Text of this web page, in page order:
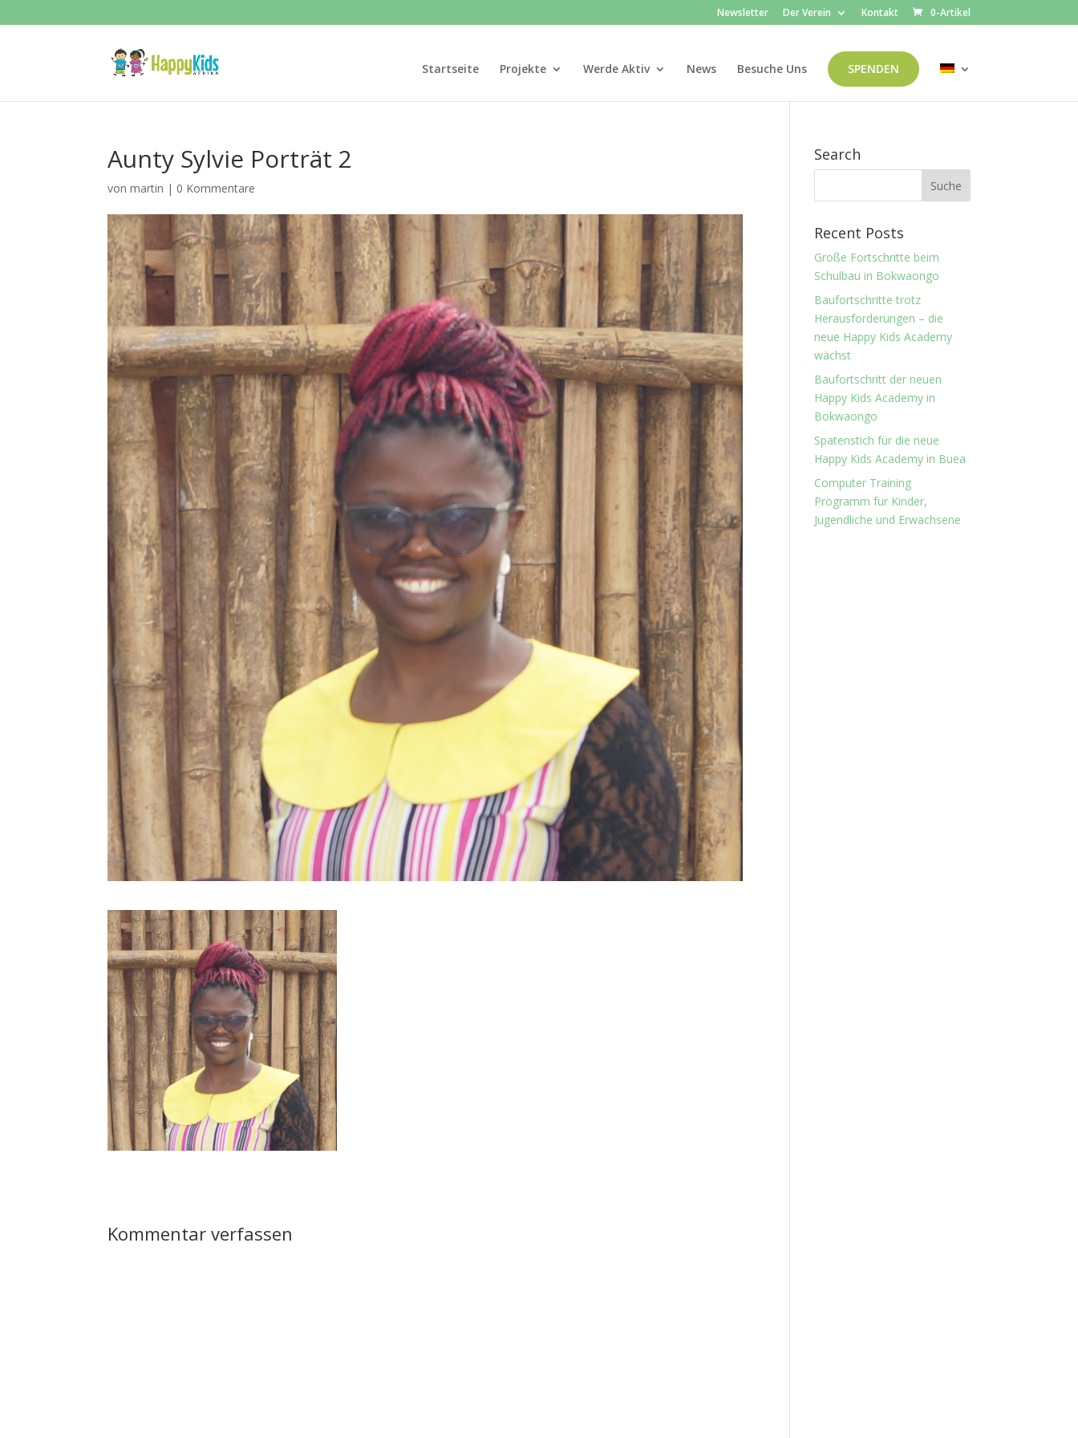
Newsletter Der Verein Kontakt 0-Artikel
Startseite Projekte Werde Aktiv News Besuche Uns SPENDEN
Aunty Sylvie Porträt 2
vonmartin | 0 Kommentare
Kommentar verfassen
Search
Recent Posts
Große Fortschritte beim
Schulbau in Bokwaongo
Baufortschritte trotz
Herausforderungen – die
neue Happy Kids Academy
wächst
Baufortschritt der neuen
Happy Kids Academy in
Bokwaongo
Spatenstich für die neue
Happy Kids Academy in Buea
Computer Training
Programm für Kinder,
Jugendliche und Erwachsene